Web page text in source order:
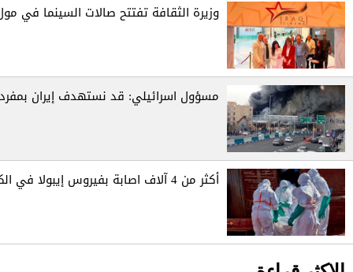
وزيرة الثقافة تفتتح صالات السينما في
مسؤول اسرائيلي: قد نستهدف إيران
أكثر من 4 آلاف اصابة بفيروس إيبولا في الكونغو